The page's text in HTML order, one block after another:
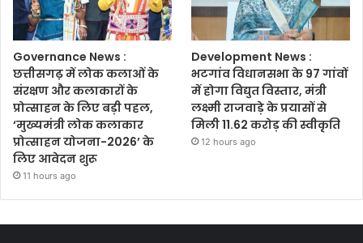
Governance News :
छत्तीसगढ़ में लोक कलाओं के
संरक्षण और कलाकारों के
प्रोत्साहन के लिए बड़ी पहल,
‘मुख्यमंत्री लोक कलाकार
प्रोत्साहन योजना-2026’ के
लिए आवेदन शुरू
11 hours ago
Development News :
भटगांव विधानसभा के 97 गांवों
में होगा विद्युत विस्तार, मंत्री
लक्ष्मी राजवाड़े के प्रयासों से
मिली 11.62 करोड़ की स्वीकृति
12 hours ago